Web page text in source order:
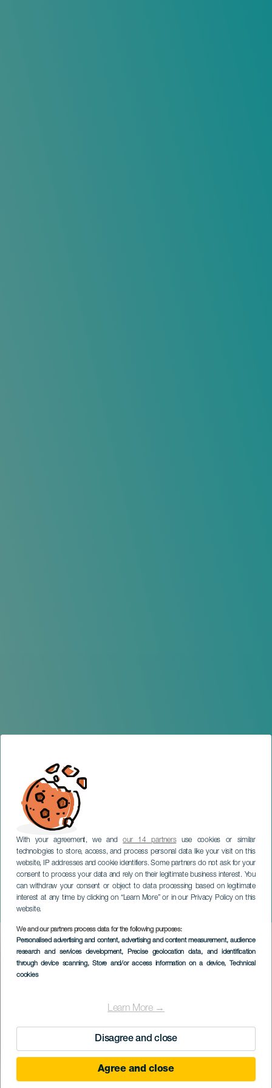
With your agreement, we andour 14 partnersuse cookies or similar
technologies to store, access, and process personal data like your visit on this
website, IP addresses and cookie identifiers. Some partners do not ask for your
consent to process your data and rely on their legitimate business interest. You
can withdraw your consent or object to data processing based on legitimate
interest at any time by clicking on “Learn More” or in our Privacy Policy on this
website.
We and our partners process data for the following purposes:
Personalised advertising and content, advertising and content measurement, audience
research and services development, Precise geolocation data, and identification
through device scanning, Store and/or access information on a device, Technical
cookies
Learn More →
Disagree and close
Agree and close
Törnrosa
GRAN CANARIA
Imagen
Listado